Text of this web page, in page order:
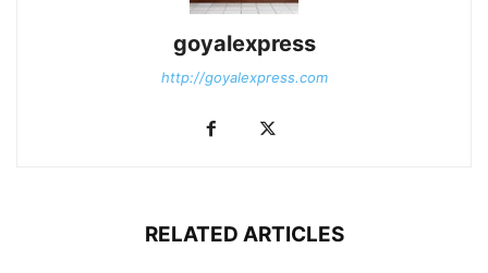
goyalexpress
http://goyalexpress.com
RELATED ARTICLES